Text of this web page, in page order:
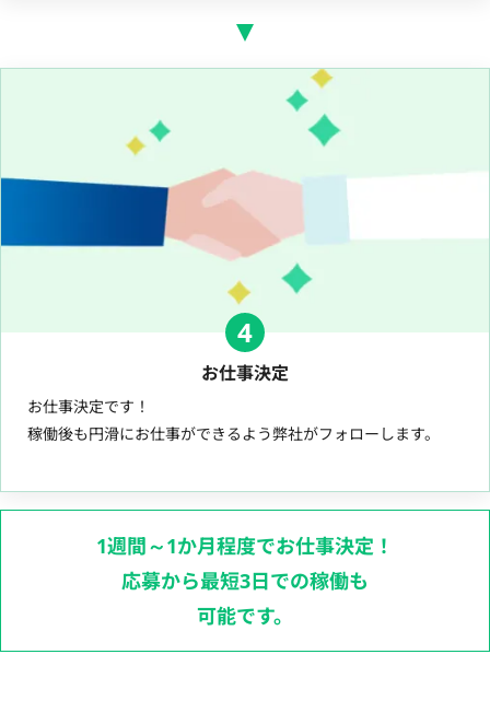
4
お仕事決定
お仕事決定です！
稼働後も円滑にお仕事ができるよう弊社がフォローします。
1週間～1か月程度でお仕事決定！
応募から最短3日での稼働も
可能です。